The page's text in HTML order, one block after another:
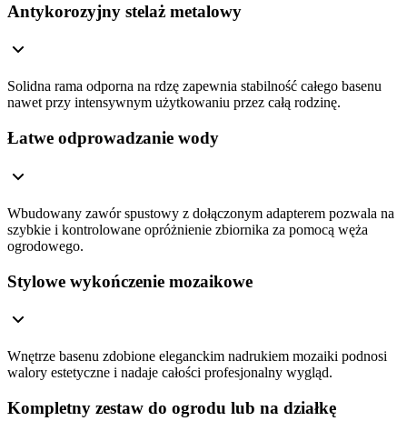
Antykorozyjny stelaż metalowy
Solidna rama odporna na rdzę zapewnia stabilność całego basenu
nawet przy intensywnym użytkowaniu przez całą rodzinę.
Łatwe odprowadzanie wody
Wbudowany zawór spustowy z dołączonym adapterem pozwala na
szybkie i kontrolowane opróżnienie zbiornika za pomocą węża
ogrodowego.
Stylowe wykończenie mozaikowe
Wnętrze basenu zdobione eleganckim nadrukiem mozaiki podnosi
walory estetyczne i nadaje całości profesjonalny wygląd.
Kompletny zestaw do ogrodu lub na działkę